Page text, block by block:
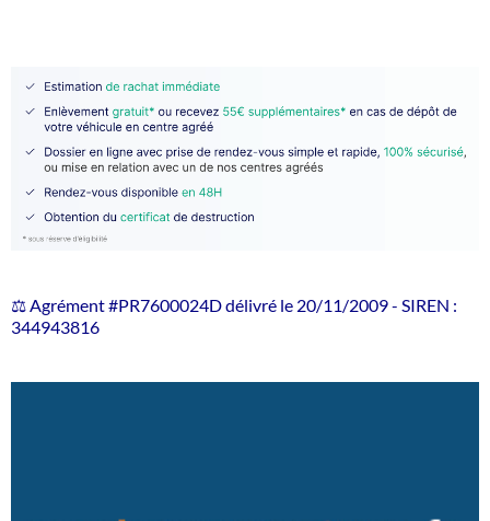
⚖️ Agrément #PR7600024D délivré le 20/11/2009 - SIREN :
344943816